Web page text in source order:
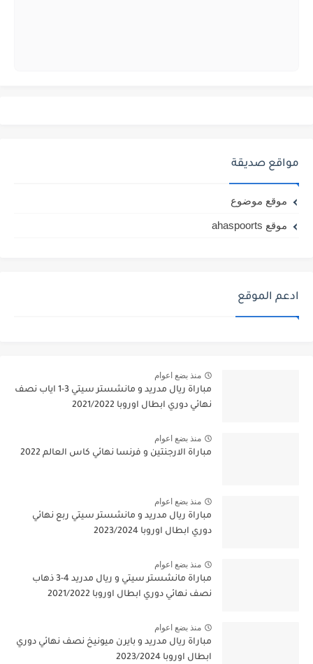
مواقع صديقة
موقع موضوع
موقع ahaspoorts
ادعم الموقع
منذ بضع اعوام
مباراة ريال مدريد و مانشستر سيتي 3-1 اياب نصف
نهائي دوري ابطال اوروبا 2021/2022
منذ بضع اعوام
مباراة الارجنتين و فرنسا نهائي كاس العالم 2022
منذ بضع اعوام
مباراة ريال مدريد و مانشستر سيتي ربع نهائي
دوري ابطال اوروبا 2023/2024
منذ بضع اعوام
مباراة مانشستر سيتي و ريال مدريد 4-3 ذهاب
نصف نهائي دوري ابطال اوروبا 2021/2022
منذ بضع اعوام
مباراة ريال مدريد و بايرن ميونيخ نصف نهائي دوري
ابطال اوروبا 2023/2024